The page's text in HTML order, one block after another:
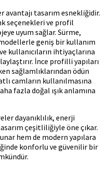
tasarım esnekliğidir.
seçenekleri ve profil
uyum sağlar. Sürme,
geniş bir kullanım
kullanıcıların ihtiyaçlarına
İnce profilli yapıları
sağlamlıklarından ödün
camların kullanılmasına
fazla doğal ışık anlamına
dayanıklılık, enerji
çeşitliliğiyle öne çıkar.
hem de modern yapılara
konforlu ve güvenilir bir